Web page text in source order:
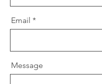
Email
Message